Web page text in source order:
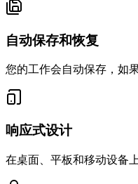
自动保存和恢复
您的工作会自动保存，如
响应式设计
在桌面、平板和移动设备